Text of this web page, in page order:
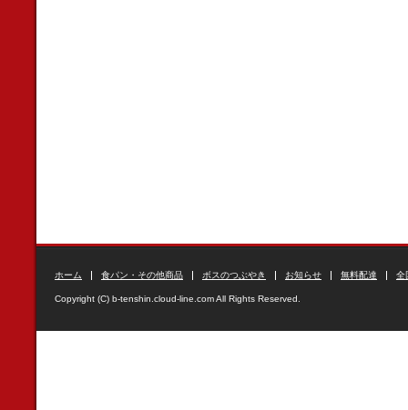
ホーム 食パン・その他商品 ボスのつぶやき お知らせ 無料配達 全
Copyright (C) b-tenshin.cloud-line.com All Rights Reserved.